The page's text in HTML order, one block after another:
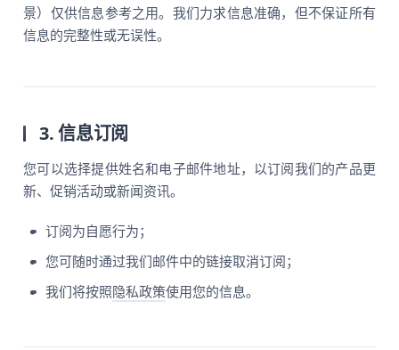
景）仅供信息参考之用。我们力求信息准确，但不保证所有
信息的完整性或无误性。
3. 信息订阅
您可以选择提供姓名和电子邮件地址，以订阅我们的产品更
新、促销活动或新闻资讯。
订阅为自愿行为；
您可随时通过我们邮件中的链接取消订阅；
我们将按照隐私政策使用您的信息。